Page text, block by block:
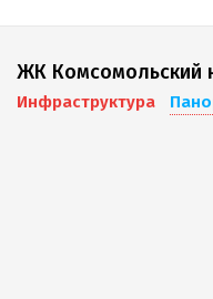
ЖК Комсомольский
Инфраструктура